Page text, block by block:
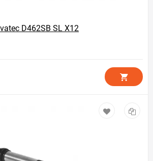
D462SB SL X12